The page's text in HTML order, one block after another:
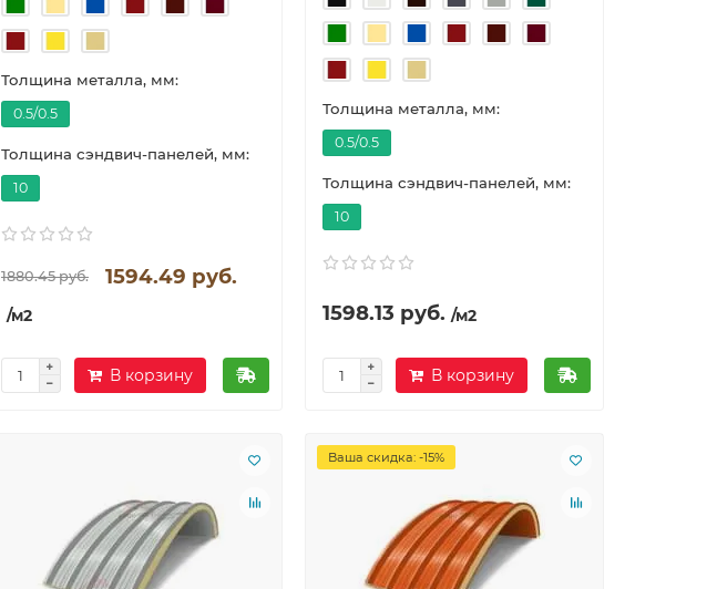
Толщина металла, мм:
0.5/0.5
Толщина сэндвич-панелей, мм:
10
1880.45 руб. 1594.49 руб.
/м2
В корзину
Толщина металла, мм:
0.5/0.5
Толщина сэндвич-панелей, мм:
10
1598.13 руб. /м2
В корзину
Ваша скидка: -15%